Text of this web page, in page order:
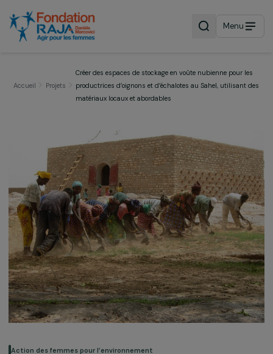
Menu
Créer des espaces de stockage en voûte nubienne pour
productrices d’oignons et d’échalotes au Sahel,